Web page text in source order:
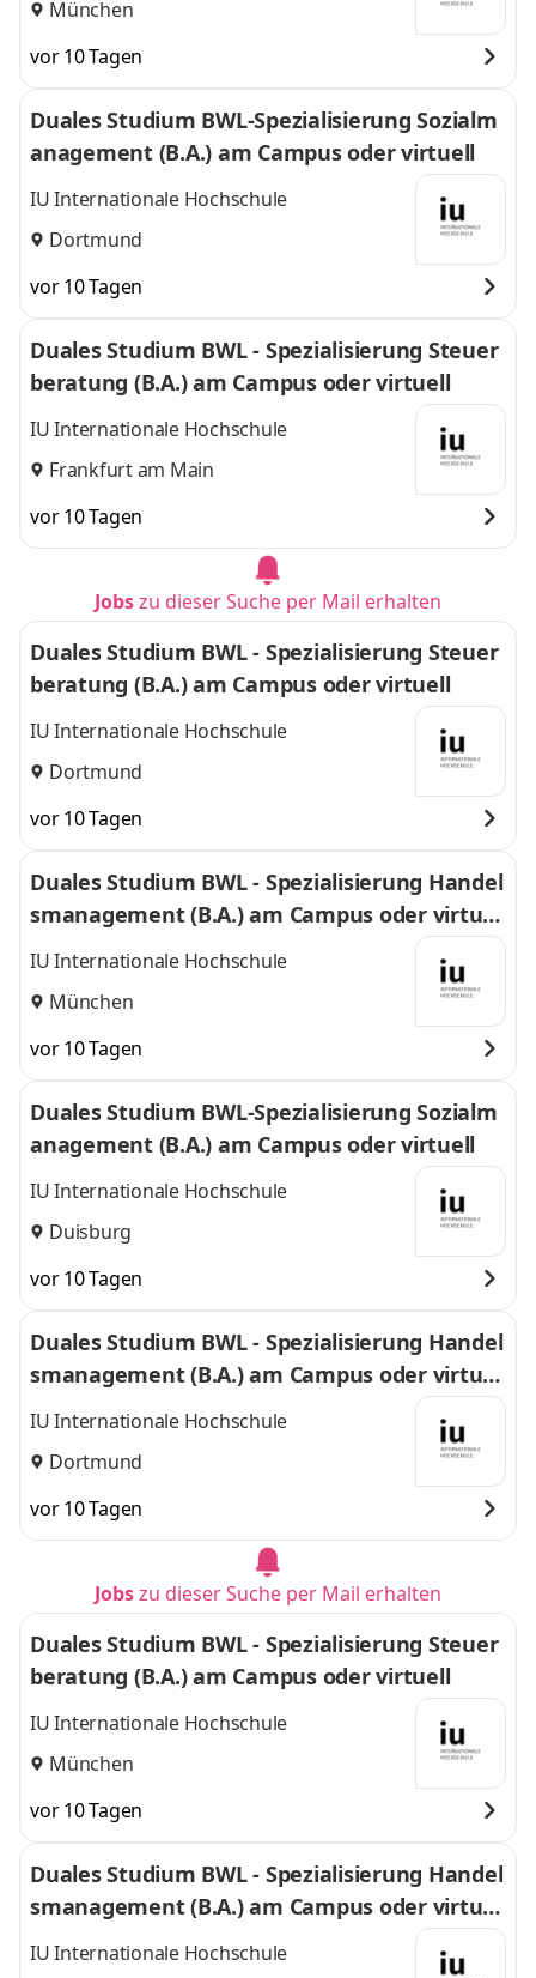
München
vor 10 Tagen
Duales Studium BWL-Spezialisierung Sozialm
anagement (B.A.) am Campus oder virtuell
IU Internationale Hochschule
Dortmund
vor 10 Tagen
Duales Studium BWL - Spezialisierung Steuer
beratung (B.A.) am Campus oder virtuell
IU Internationale Hochschule
Frankfurt am Main
vor 10 Tagen
Jobszu dieser Suche per Mail erhalten
Duales Studium BWL - Spezialisierung Steuer
beratung (B.A.) am Campus oder virtuell
IU Internationale Hochschule
Dortmund
vor 10 Tagen
Duales Studium BWL - Spezialisierung Handel
smanagement (B.A.) am Campus oder virtuel
l
IU Internationale Hochschule
München
vor 10 Tagen
Duales Studium BWL-Spezialisierung Sozialm
anagement (B.A.) am Campus oder virtuell
IU Internationale Hochschule
Duisburg
vor 10 Tagen
Duales Studium BWL - Spezialisierung Handel
smanagement (B.A.) am Campus oder virtuel
l
IU Internationale Hochschule
Dortmund
vor 10 Tagen
Jobszu dieser Suche per Mail erhalten
Duales Studium BWL - Spezialisierung Steuer
beratung (B.A.) am Campus oder virtuell
IU Internationale Hochschule
München
vor 10 Tagen
Duales Studium BWL - Spezialisierung Handel
smanagement (B.A.) am Campus oder virtuel
l
IU Internationale Hochschule